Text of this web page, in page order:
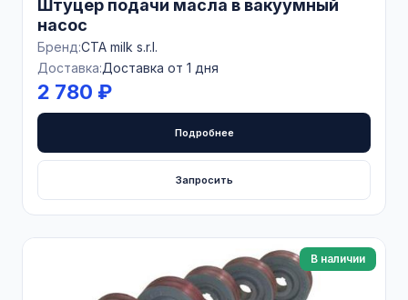
Штуцер подачи масла в вакуумный
насос
Бренд:CTA milk s.r.l.
Доставка:Доставка от 1 дня
2 780 ₽
Подробнее
Запросить
В наличии